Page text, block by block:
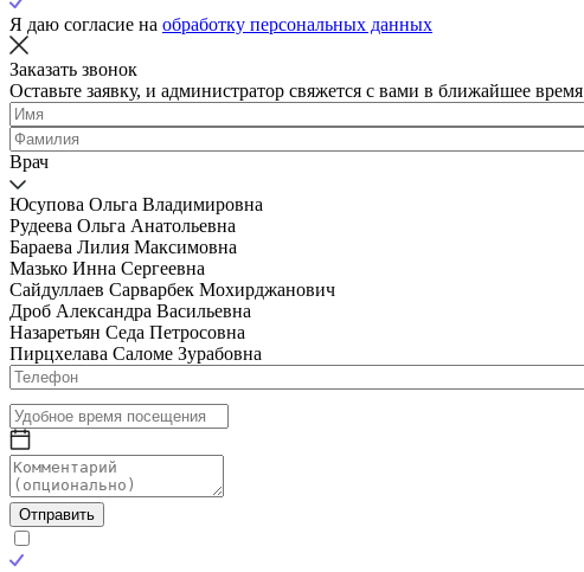
Я даю согласие на обработку персональных данных
Заказать звонок
Оставьте заявку, и администратор свяжется с вами в ближайшее время
Врач
Юсупова Ольга Владимировна
Рудеева Ольга Анатольевна
Бараева Лилия Максимовна
Мазько Инна Сергеевна
Сайдуллаев Сарварбек Мохирджанович
Дроб Александра Васильевна
Назаретьян Седа Петросовна
Пирцхелава Саломе Зурабовна
Отправить